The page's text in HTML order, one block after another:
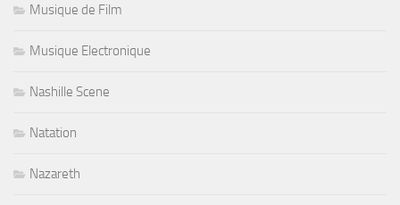
Musique de Film
Musique Electronique
Nashille Scene
Natation
Nazareth